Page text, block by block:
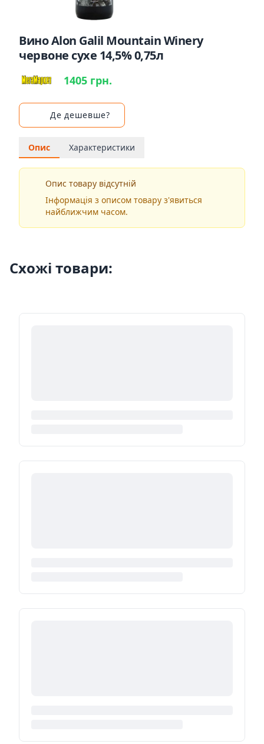
Вино Alon Galil Mountain Winery
червоне сухе 14,5% 0,75л
1405 грн.
Де дешевше?
Опис Характеристики
Опис товару відсутній
Інформація з описом товару з'явиться
найближчим часом.
Схожі товари: